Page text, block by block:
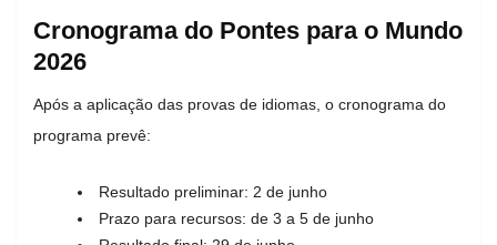
Cronograma do Pontes para o Mundo
2026
Após a aplicação das provas de idiomas, o cronograma do
programa prevê:
Resultado preliminar: 2 de junho
Prazo para recursos: de 3 a 5 de junho